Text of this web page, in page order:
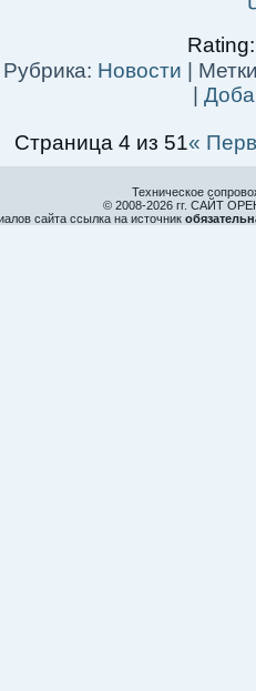
Рубрика: Новости
Страница 4 из 51«
Техническое
© 2008-2026 гг. САЙТ
сайта ссылка на источник